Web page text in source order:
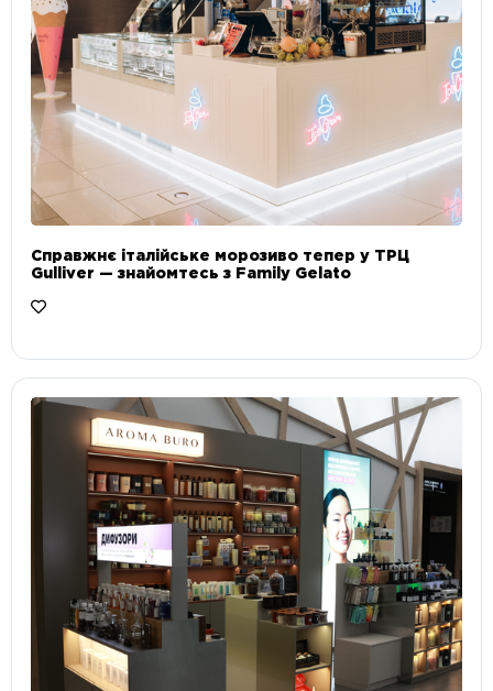
Справжнє італійське морозиво тепер у ТРЦ
Gulliver — знайомтесь з Family Gelato